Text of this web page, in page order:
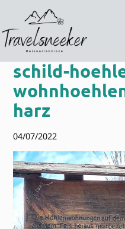
springen
schild-
harz
04/07/2022